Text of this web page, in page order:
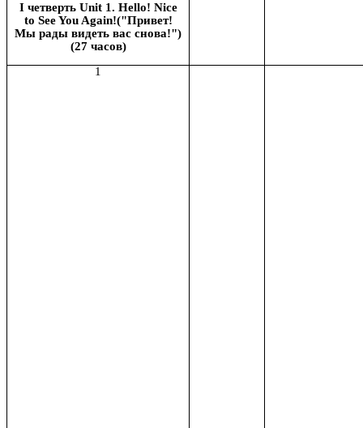
I четверть Unit 1. Hello! Nice
to See You Again!("Привет!
Мы рады видеть вас снова!")
(27 часов)
1